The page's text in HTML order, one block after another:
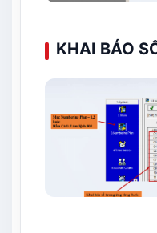
KHAI BÁO